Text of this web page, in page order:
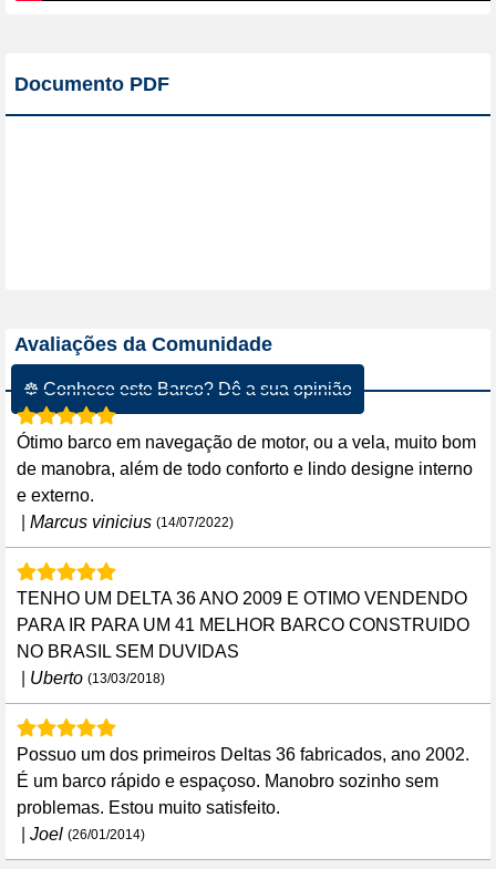
Documento PDF
Avaliações da Comunidade
☸ Conhece este Barco? Dê a sua opinião
Ótimo barco em navegação de motor, ou a vela, muito bom
de manobra, além de todo conforto e lindo designe interno
e externo.
Marcus vinicius (14/07/2022)
TENHO UM DELTA 36 ANO 2009 E OTIMO VENDENDO
PARA IR PARA UM 41 MELHOR BARCO CONSTRUIDO
NO BRASIL SEM DUVIDAS
Uberto (13/03/2018)
Possuo um dos primeiros Deltas 36 fabricados, ano 2002.
É um barco rápido e espaçoso. Manobro sozinho sem
problemas. Estou muito satisfeito.
Joel (26/01/2014)